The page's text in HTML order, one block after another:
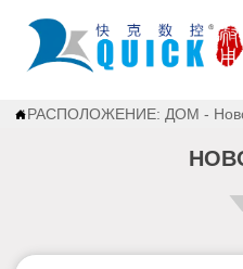
РАСПОЛОЖЕНИЕ: ДОМ -